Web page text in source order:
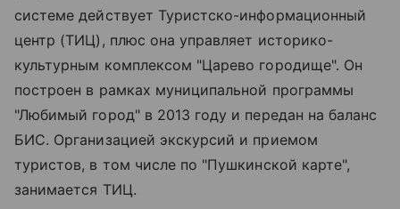
системе действует Туристско-информационный
центр (ТИЦ), плюс она управляет историко-
культурным комплексом "Царево городище". Он
построен в рамках муниципальной программы
"Любимый город" в 2013 году и передан на баланс
БИС. Организацией экскурсий и приемом
туристов, в том числе по "Пушкинской карте",
занимается ТИЦ.